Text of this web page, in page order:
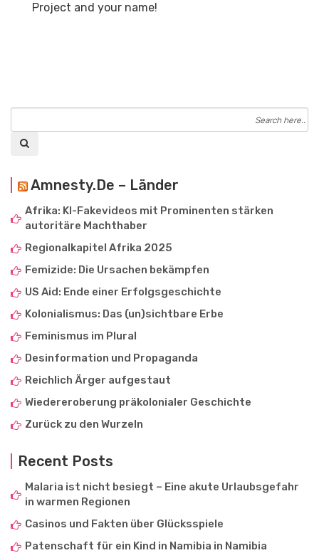
Project and your name!
Amnesty.de – Länder
Afrika: KI-Fakevideos mit Prominenten stärken
autoritäre Machthaber
Regionalkapitel Afrika 2025
Femizide: Die Ursachen bekämpfen
US Aid: Ende einer Erfolgsgeschichte
Kolonialismus: Das (un)sichtbare Erbe
Feminismus im Plural
Desinformation und Propaganda
Reichlich Ärger aufgestaut
Wiedereroberung präkolonialer Geschichte
Zurück zu den Wurzeln
Recent Posts
Malaria ist nicht besiegt – Eine akute Urlaubsgefahr
in warmen Regionen
Casinos und Fakten über Glücksspiele
Patenschaft für ein Kind in Namibia in Namibia